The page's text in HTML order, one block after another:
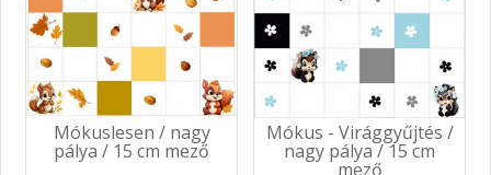
Mókuslesen / nagy
pálya / 15 cm mező
Mókus - Virággyűjtés /
nagy pálya / 15 cm
mező